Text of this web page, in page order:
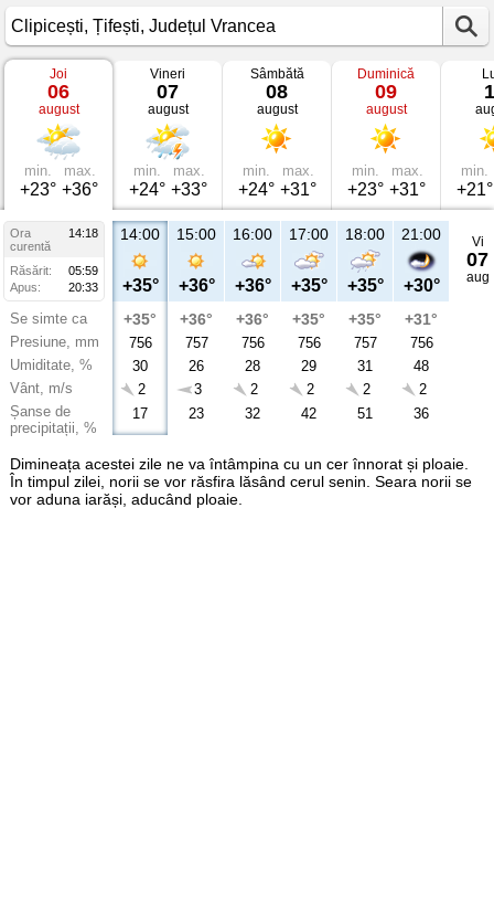
Vremea
Clipicești
Țifești,
Județul
Vrancea
Joi
06
august
min.
+23°
max.
+36°
Vineri
07
august
min.
+24°
max.
+33°
Sâmbătă
08
august
min.
+24°
max.
+31°
Duminică
09
august
min.
+23°
max.
+31°
min.
+21°
Ora
14:18
curentă
Răsărit:
05:59
Apus:
20:33
Se simte ca
Presiune, mm
Umiditate, %
Vânt, m/s
Șanse de
precipitații, %
14:00
+35°
+35°
756
30
2
17
15:00
+36°
+36°
757
26
3
23
16:00
+36°
+36°
756
28
2
32
17:00
+35°
+35°
756
29
2
42
18:00
+35°
+35°
757
31
2
51
21:00
+30°
+31°
756
48
2
36
Vi
07
aug
Dimineața acestei zile ne va întâmpina cu un cer înnorat și ploaie.
În timpul zilei, norii se vor răsfira lăsând cerul senin. Seara norii se
vor aduna iarăși, aducând ploaie.